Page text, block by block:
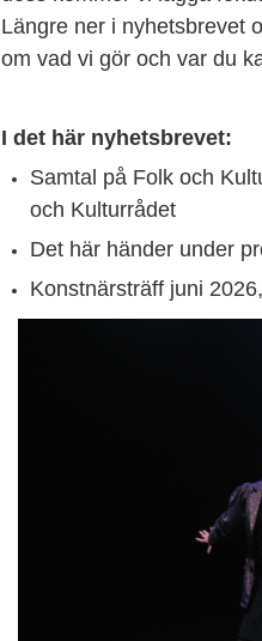
Längre ner i nyhetsbrevet
om vad vi gör och var du
I det här nyhetsbrevet:
Samtal på Folk och
och Kulturrådet
Det här händer under
Konstnärsträff juni